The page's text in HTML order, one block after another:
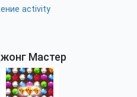
activity
Мастер